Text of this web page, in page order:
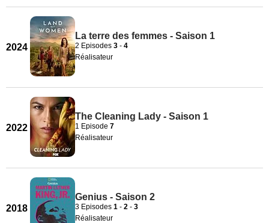
2024
La terre des femmes - Saison 1
2 Episodes 3 - 4
Réalisateur
2022
The Cleaning Lady - Saison 1
1 Episode 7
Réalisateur
2018
Genius - Saison 2
3 Episodes 1 - 2 - 3
Réalisateur